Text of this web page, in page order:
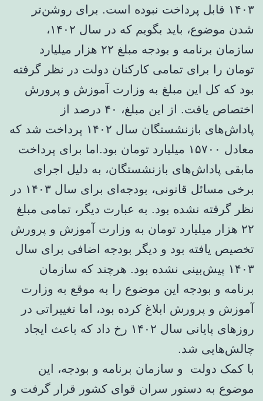
۱۴۰۳ قابل پرداخت نبوده است. برای روشن‌تر
شدن موضوع، باید بگویم که در سال ۱۴۰۲،
سازمان برنامه و بودجه مبلغ ۲۲ هزار میلیارد
تومان را برای تمامی کارکنان دولت در نظر گرفته
بود که کل این مبلغ به وزارت آموزش و پرورش
اختصاص یافت. از این مبلغ، ۴۰ درصد از
پاداش‌های بازنشستگان سال ۱۴۰۲ پرداخت شد که
معادل ۱۵۷۰۰ میلیارد تومان بود.اما برای پرداخت
مابقی پاداش‌های بازنشستگان، به دلیل اجرای
برخی مسائل قانونی، بودجه‌ای برای سال ۱۴۰۳ در
نظر گرفته نشده بود. به عبارت دیگر، تمامی مبلغ
۲۲ هزار میلیارد تومان به وزارت آموزش و پرورش
تخصیص یافته بود و دیگر بودجه اضافی برای سال
۱۴۰۳ پیش‌بینی نشده بود. هرچند که سازمان
برنامه و بودجه این موضوع را به موقع به وزارت
آموزش و پرورش ابلاغ کرده بود، اما تغییراتی در
روزهای پایانی سال ۱۴۰۲ رخ داد که باعث ایجاد
چالش‌هایی شد.
با کمک دولت و سازمان برنامه و بودجه، این
موضوع به دستور سران قوای کشور قرار گرفت و